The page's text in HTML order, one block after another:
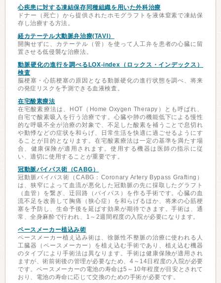
心疾患に対する凍結保存同種組織を用いた外科治療
ドナー（死亡）から提供されたホモグラフトを液体窒素で凍結保
存し治療する方法。
経カテーテル大動脈弁治療(TAVI）
開胸せずに、カテーテル（管）を使って人工弁を患者の心臓に留
置させる低侵襲な治療法。
動脈硬化の進行を調べるLOX-index（ロックス・インデックス）
検査
脳梗塞・心筋梗塞の原因となる動脈硬化の進行状態を調べ、将来
の発症リスクを予測できる血液検査。
在宅酸素療法
在宅酸素療法は、HOT（Home Oxygen Therapy）とも呼ばれ、
自宅で酸素吸入を行う治療です。心臓や肺の機能低下による慢性
的な呼吸不全が治療の対象で、不足した酸素を補うことで息切れ
や動悸などの症状を和らげ、日常生活を快適に過ごせるようにす
ることが目的となります。在宅酸素療法は一定の基準を満たす場
合、健康保険が適用されます。使用する機器は医師の指示に従
い、適切に使用することが重要です。
冠動脈バイパス術（CABG）
冠動脈バイパス術（CABG：Coronary Artery Bypass Grafting）
は、狭窄によって血流が悪化した冠動脈の先に採取したグラフト
（血管）を繋ぎ、迂回路（バイパス）を作る手術です。心臓の血
流不足を改善して胸痛（狭心症）を和らげるほか、将来の心筋梗
塞を予防し、生命予後を延ばす効果が期待できます。手術は、通
常、全身麻酔で行われ、1～2週間程度の入院が必要になります。
ペースメーカー植込み術
ペースメーカー植え込み術は、徐脈性不整脈の治療に使われる人
工臓器（ペースメーカー）を植え込む手術であり、植え込む機器
のタイプにより手術法は異なります。手術は健康保険が適用され
ますが、術前術後の管理が必要なため、4～14日程度の入院が必要
です。ペースメーカーの電池の寿命は5～10年程度が目安とされて
おり、電池の寿命に応じて交換のための手術が必要です。